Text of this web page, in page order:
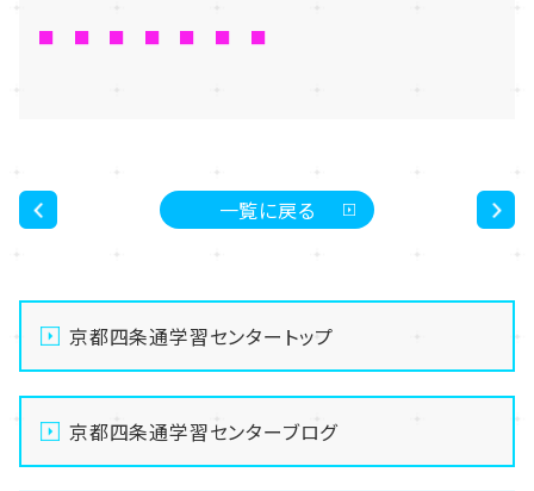
■ ■ ■ ■ ■ ■ ■
一覧に戻る
京都四条通学習センタートップ
京都四条通学習センターブログ